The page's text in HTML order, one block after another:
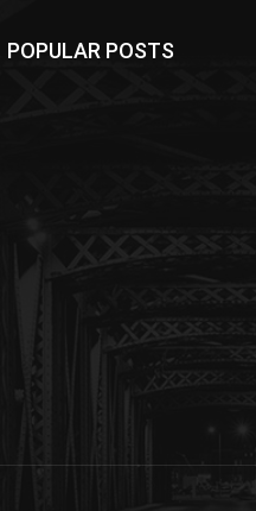
POPULAR POSTS